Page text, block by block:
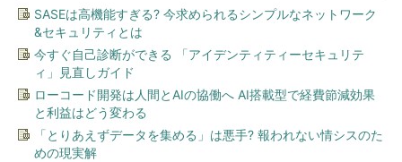
SASEは高機能すぎる? 今求められるシンプルなネットワーク
&セキュリティとは
今すぐ自己診断ができる 「アイデンティティーセキュリテ
ィ」見直しガイド
ローコード開発は人間とAIの協働へ AI搭載型で経費節減効果
と利益はどう変わる
「とりあえずデータを集める」は悪手? 報われない情シスのた
めの現実解